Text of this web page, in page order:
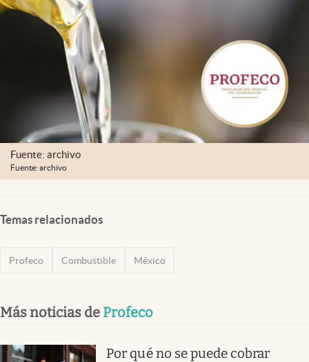
abre en nueva pestaña
México
Fuente: archivo
Fuente: archivo
Temas relacionados
Profeco Combustible México
Más noticias de Profeco
Por qué no se puede cobrar